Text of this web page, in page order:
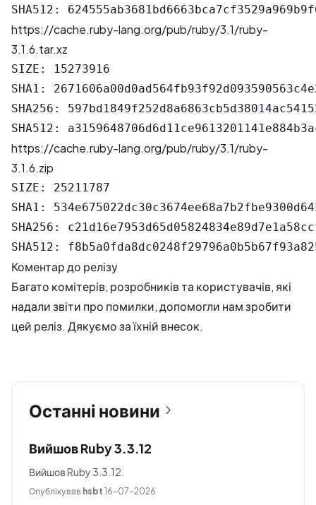
https://cache.ruby-lang.org/pub/ruby/3.1/ruby-
3.1.6.tar.xz
SIZE: 15273916
SHA1:
SHA256:
https://cache.ruby-lang.org/pub/ruby/3.1/ruby-
3.1.6.zip
SIZE: 25211787
SHA1:
SHA256:
Коментар до релізу
Багато комітерів, розробників та користувачів, які
надали звіти про помилки, допомогли нам зробити
цей реліз. Дякуємо за їхній внесок.
Останні новини
Вийшов Ruby 3.3.12
Вийшов Ruby 3.3.12.
Опублікував hsbt 16-07-2026